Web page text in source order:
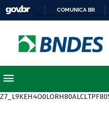
COMUNICA BR